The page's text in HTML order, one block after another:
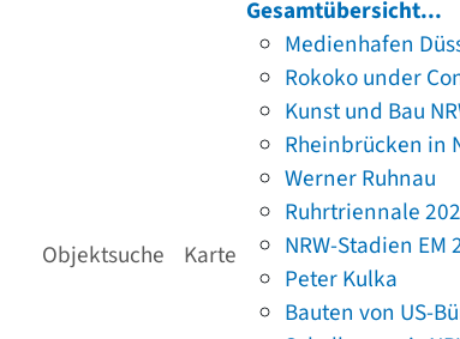
Objektsuche Karte
Gesamtübersicht...
Medienhafen
Rokoko under
Kunst und Bau
Rheinbrücken in
Werner Ruhnau
Ruhrtriennale
NRW-Stadien EM
Peter Kulka
Bauten von US-